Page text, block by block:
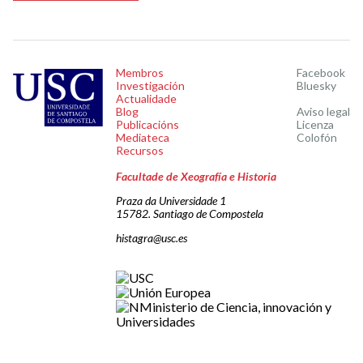
Membros
Investigación
Actualidade
Blog
Publicacións
Mediateca
Recursos
Facebook
Bluesky
Aviso legal
Licenza
Colofón
Facultade de Xeografía e Historia
Praza da Universidade 1
15782. Santiago de Compostela
histagra@usc.es